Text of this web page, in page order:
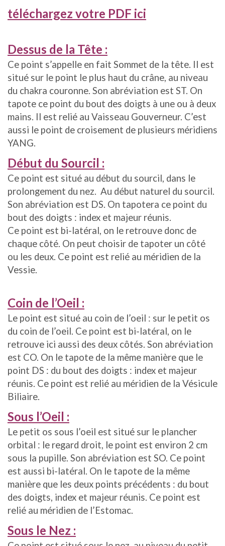
téléchargez votre PDF ici
Dessus de la Tête :
Ce point s’appelle en fait Sommet de la tête. Il est
situé sur le point le plus haut du crâne, au niveau
du chakra couronne. Son abréviation est ST. On
tapote ce point du bout des doigts à une ou à deux
mains. Il est relié au Vaisseau Gouverneur. C’est
aussi le point de croisement de plusieurs méridiens
YANG.
Début du Sourcil :
Ce point est situé au début du sourcil, dans le
prolongement du nez. Au début naturel du sourcil.
Son abréviation est DS. On tapotera ce point du
bout des doigts : index et majeur réunis.
Ce point est bi-latéral, on le retrouve donc de
chaque côté. On peut choisir de tapoter un côté
ou les deux. Ce point est relié au méridien de la
Vessie.
Coin de l’Oeil :
Le point est situé au coin de l’oeil : sur le petit os
du coin de l’oeil. Ce point est bi-latéral, on le
retrouve ici aussi des deux côtés. Son abréviation
est CO. On le tapote de la même manière que le
point DS : du bout des doigts : index et majeur
réunis. Ce point est relié au méridien de la Vésicule
Biliaire.
Sous l’Oeil :
Le petit os sous l’oeil est situé sur le plancher
orbital : le regard droit, le point est environ 2 cm
sous la pupille. Son abréviation est SO. Ce point
est aussi bi-latéral. On le tapote de la même
manière que les deux points précédents : du bout
des doigts, index et majeur réunis. Ce point est
relié au méridien de l’Estomac.
Sous le Nez :